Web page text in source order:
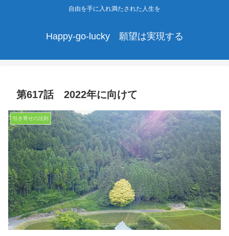
自由を手に入れ満たされた人生を
Happy-go-lucky 願望は実現する
第617話 2022年に向けて
引き寄せの法則